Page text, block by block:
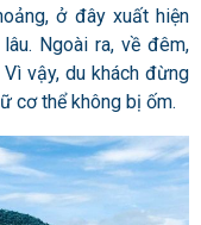
ở đây xuất hiện
Ngoài ra, về đêm,
vậy, du khách đừng
cơ thể không bị ốm.